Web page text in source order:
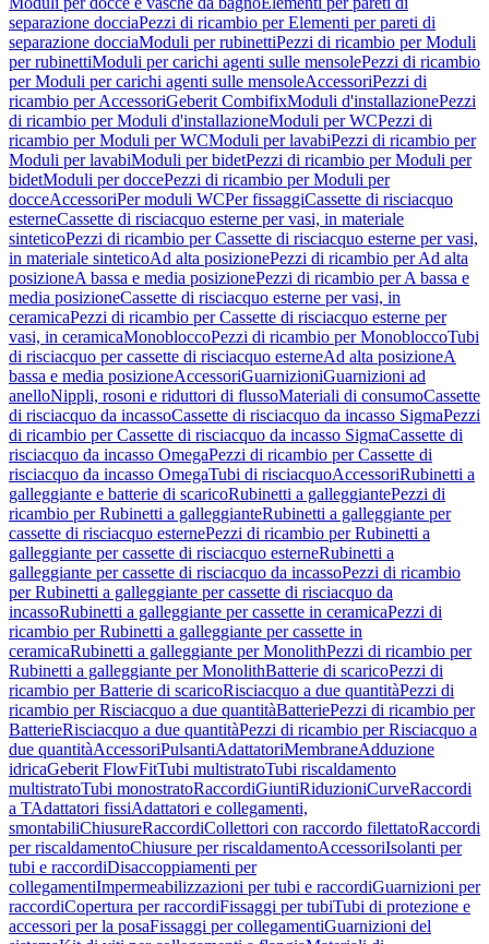
separazione docciaPezzi di ricambio per Elementi per pareti di
separazione docciaModuli per rubinettiPezzi di ricambio per Moduli
per rubinettiModuli per carichi agenti sulle mensolePezzi di ricambio
per Moduli per carichi agenti sulle mensoleAccessoriPezzi di
ricambio per AccessoriGeberit CombifixModuli d'installazionePezzi
di ricambio per Moduli d'installazioneModuli per WCPezzi di
ricambio per Moduli per WCModuli per lavabiPezzi di ricambio per
Moduli per lavabiModuli per bidetPezzi di ricambio per Moduli per
bidetModuli per doccePezzi di ricambio per Moduli per
docceAccessoriPer moduli WCPer fissaggiCassette di risciacquo
esterneCassette di risciacquo esterne per vasi, in materiale
sinteticoPezzi di ricambio per Cassette di risciacquo esterne per vasi,
in materiale sinteticoAd alta posizionePezzi di ricambio per Ad alta
posizioneA bassa e media posizionePezzi di ricambio per A bassa e
media posizioneCassette di risciacquo esterne per vasi, in
ceramicaPezzi di ricambio per Cassette di risciacquo esterne per
vasi, in ceramicaMonobloccoPezzi di ricambio per MonobloccoTubi
di risciacquo per cassette di risciacquo esterneAd alta posizioneA
bassa e media posizioneAccessoriGuarnizioniGuarnizioni ad
anelloNippli, rosoni e riduttori di flussoMateriali di consumoCassette
di risciacquo da incassoCassette di risciacquo da incasso SigmaPezzi
di ricambio per Cassette di risciacquo da incasso SigmaCassette di
risciacquo da incasso OmegaPezzi di ricambio per Cassette di
risciacquo da incasso OmegaTubi di risciacquoAccessoriRubinetti a
galleggiante e batterie di scaricoRubinetti a galleggiantePezzi di
ricambio per Rubinetti a galleggianteRubinetti a galleggiante per
cassette di risciacquo esternePezzi di ricambio per Rubinetti a
galleggiante per cassette di risciacquo esterneRubinetti a
galleggiante per cassette di risciacquo da incassoPezzi di ricambio
per Rubinetti a galleggiante per cassette di risciacquo da
incassoRubinetti a galleggiante per cassette in ceramicaPezzi di
ricambio per Rubinetti a galleggiante per cassette in
ceramicaRubinetti a galleggiante per MonolithPezzi di ricambio per
Rubinetti a galleggiante per MonolithBatterie di scaricoPezzi di
ricambio per Batterie di scaricoRisciacquo a due quantitàPezzi di
ricambio per Risciacquo a due quantitàBatteriePezzi di ricambio per
BatterieRisciacquo a due quantitàPezzi di ricambio per Risciacquo a
due quantitàAccessoriPulsantiAdattatoriMembraneAdduzione
idricaGeberit FlowFitTubi multistratoTubi riscaldamento
multistratoTubi monostratoRaccordiGiuntiRiduzioniCurveRaccordi
a TAdattatori fissiAdattatori e collegamenti,
smontabiliChiusureRaccordiCollettori con raccordo filettatoRaccordi
per riscaldamentoChiusure per riscaldamentoAccessoriIsolanti per
tubi e raccordiDisaccoppiamenti per
collegamentiImpermeabilizzazioni per tubi e raccordiGuarnizioni per
raccordiCopertura per raccordiFissaggi per tubiTubi di protezione e
accessori per la posaFissaggi per collegamentiGuarnizioni del